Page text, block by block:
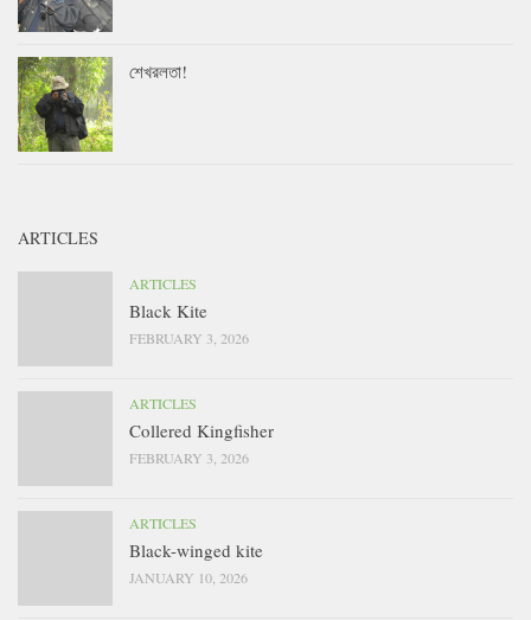
শেখরলতা!
ARTICLES
ARTICLES
Black Kite
FEBRUARY 3, 2026
ARTICLES
Collered Kingfisher
FEBRUARY 3, 2026
ARTICLES
Black-winged kite
JANUARY 10, 2026